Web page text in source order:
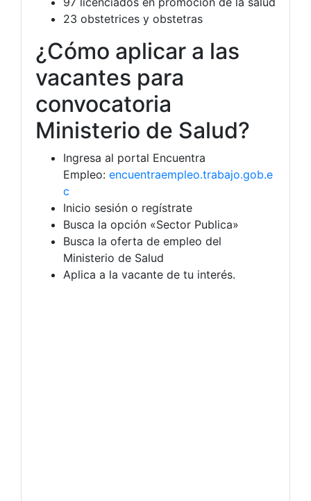
23 obstetrices y obstetras
¿Cómo aplicar a las
vacantes para
convocatoria
Ministerio de Salud?
Ingresa al portal Encuentra
Empleo: encuentraempleo.trabajo.gob.e
c
Inicio sesión o regístrate
Busca la opción «Sector Publica»
Busca la oferta de empleo del
Ministerio de Salud
Aplica a la vacante de tu interés.